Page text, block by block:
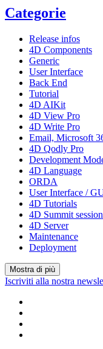
Categorie
Release infos
4D Components
Generic
User Interface
Back End
Tutorial
4D AIKit
4D View Pro
4D Write Pro
Email, Microsoft
4D Qodly Pro
Development
4D Language
ORDA
User Interface /
4D Tutorials
4D Summit
4D Server
Maintenance
Deployment
Mostra di più
Iscriviti alla nostra